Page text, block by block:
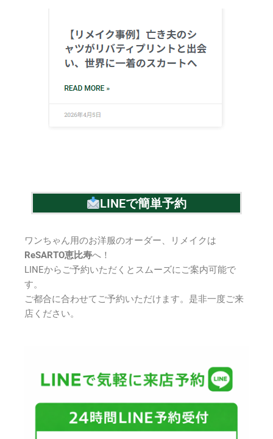
LINEで簡単予約
ワンちゃん用のお洋服のオーダー、リメイクは
ReSARTO恵比寿へ！
LINEからご予約いただくとスムーズにご案内可能で
す。
ご都合に合わせてご予約いただけます。是非一度ご来
店ください。